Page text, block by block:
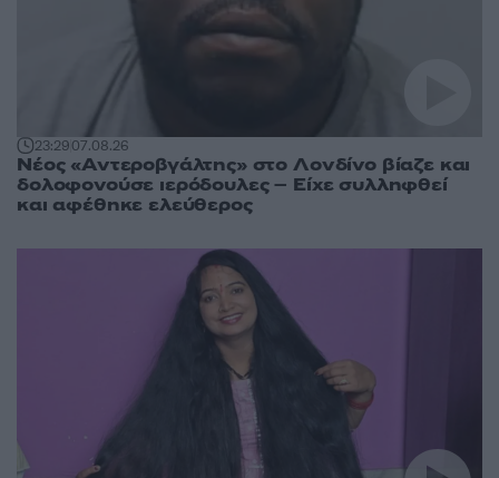
23:2907.08.26
Νέος «Αντεροβγάλτης» στο Λονδίνο βίαζε και
δολοφονούσε ιερόδουλες – Είχε συλληφθεί
και αφέθηκε ελεύθερος